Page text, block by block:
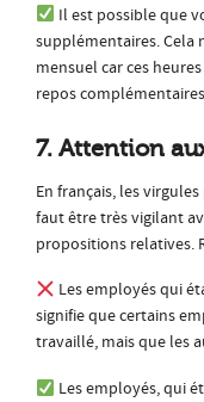
Il est possible que
supplémentaires. Cela
mensuel car ces
repos
7. Attention
En français, les
faut être très vigilant
propositions relatives.
Les employés qui
signifie que certains
travaillé, mais que les
Les employés, qui